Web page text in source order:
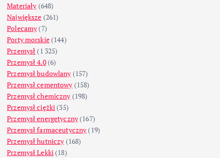
Materiały (648)
Największe (261)
Polecamy (7)
Porty morskie(144)
Przemysł (1 325)
Przemysł 4.0(6)
Przemysł budowlany (157)
Przemysł cementowy (158)
Przemysł chemiczny (198)
Przemysł ciężki (35)
Przemysł energetyczny (167)
Przemysł farmaceutyczny (19)
Przemysł hutniczy (168)
Przemysł Lekki (18)